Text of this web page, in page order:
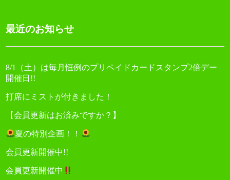
ン
最近のお知らせ
8/1（土）は毎月恒例のプリペイドカードスタンプ2倍デー
開催日!!
打席にミストが付きました！
【会員更新はお済みですか？】
夏の特別企画！！
会員更新開催中!!
会員更新開催中